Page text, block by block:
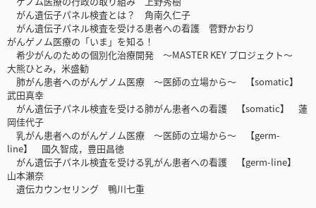
がん遺伝子パネル検査とは？ 角南久仁子
がん遺伝子パネル検査を受ける患者への看護 菅野かおり
がんゲノム医療の「いま」を知る！
希少がんのための個別化治療開発 ～MASTER KEY プロジェクト～
大熊ひとみ，米盛勧
肺がん患者へのがんゲノム医療 ～医師の立場から～ 【somatic】
武田真幸
がん遺伝子パネル検査を受ける肺がん患者への看護 【somatic】 蓮
岡佳代子
乳がん患者へのがんゲノム医療 ～医師の立場から～ 【germ-
line】 國久智成，豊田昌徳
がん遺伝子パネル検査を受ける乳がん患者への看護 【germ-line】
山本瀬奈
遺伝カウンセリング 鴨川七重